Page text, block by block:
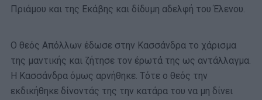
Πριάμου και της Εκάβης και δίδυμη αδελφή του Έλενου.
Ο θεός Απόλλων έδωσε στην Κασσάνδρα το χάρισμα
της μαντικής και ζήτησε τον έρωτά της ως αντάλλαγμα.
Η Κασσάνδρα όμως αρνήθηκε. Τότε ο θεός την
εκδικήθηκε δίνοντάς της την κατάρα του να μη δίνει